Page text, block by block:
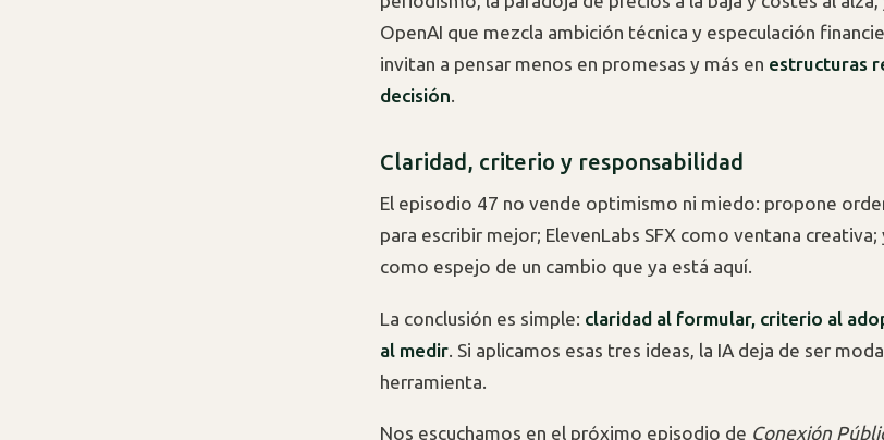
OpenAI que mezcla ambición técnica y especulación
invitan a pensar menos en promesas y más en estructuras
decisión
Claridad, criterio y responsabilidad
El episodio 47 no vende optimismo ni miedo: propone
para escribir mejor; ElevenLabs SFX como ventana
como espejo de un cambio que ya está aquí.
La conclusión es simple: claridad al formular, criterio al
al medir . Si aplicamos esas tres ideas, la IA deja de ser
herramienta.
Nos escuchamos en el próximo episodio de Conexión